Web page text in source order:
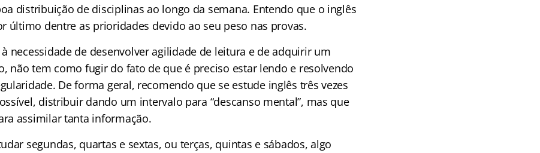
distribuição de disciplinas ao longo da semana. Entendo que o inglês
último dentre as prioridades devido ao seu peso nas provas.
necessidade de desenvolver agilidade de leitura e de adquirir um
não tem como fugir do fato de que é preciso estar lendo e resolvendo
De forma geral, recomendo que se estude inglês três vezes
distribuir dando um intervalo para “descanso mental”, mas que
assimilar tanta informação.
segundas, quartas e sextas, ou terças, quintas e sábados, algo